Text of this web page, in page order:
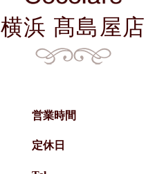
横浜 髙島屋店
営業時間
定休日